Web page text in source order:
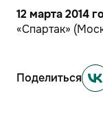
12 марта 2014
«Спартак»
Поделиться